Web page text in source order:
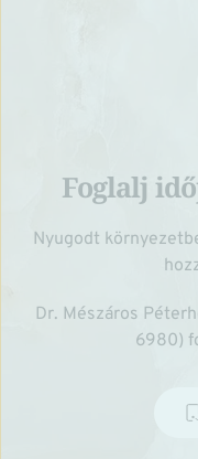
Foglalj
Nyugodt
Dr. Mészáros
6980)